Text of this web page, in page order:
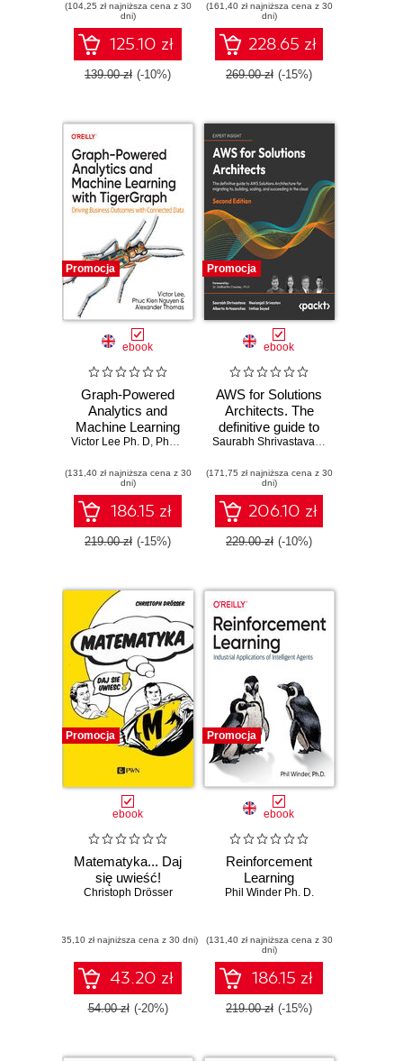
seamless
application
communication
and enhanced
security
(104,25 zł najniższa cena z 30
dni)
125.10 zł
139.00 zł (-10%)
(161,40 zł najniższa cena z 30
dni)
228.65 zł
269.00 zł (-15%)
Promocja
ebook
Graph-Powered
Analytics and
Machine Learning
with TigerGraph
Victor Lee Ph. D, Phuc Kien Nguyen ,Alexander Thomas
(131,40 zł najniższa cena z 30
dni)
186.15 zł
219.00 zł (-15%)
Promocja
ebook
AWS for Solutions
Architects. The
definitive guide to
AWS Solutions
migrating to,
building, scaling,
and succeeding in
the cloud - Second
Edition
Saurabh Shrivastava
,Neelanjali
(171,75 zł najniższa cena z 30
dni)
206.10 zł
229.00 zł (-10%)
Promocja
ebook
Matematyka... Daj
się uwieść!
Christoph Drösser
(35,10 zł najniższa cena z 30 dni)
43.20 zł
54.00 zł (-20%)
Promocja
ebook
Reinforcement
Learning
Phil Winder Ph. D.
(131,40 zł najniższa cena z 30
dni)
186.15 zł
219.00 zł (-15%)